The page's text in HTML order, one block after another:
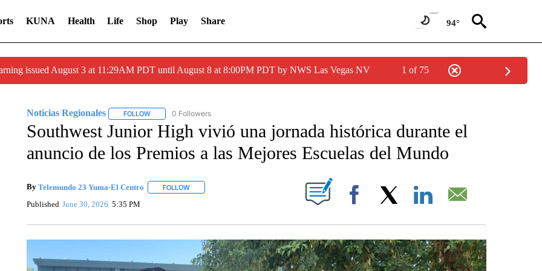
KUNA Health Life Shop Play Share 94°
issued August 3 at 11:29AM PDT until August 8 at 8:00PM PDT by NWS Las Vegas NV 1 of 75
Noticias Regionales FOLLOWFOLLOW "NOTICIAS REGIONALES" TO RECEIVE NOTIFICATIONS ABOUT NEW PAGES ON "NOTICIAS REGIONALES".
0 Followers
Southwest Junior High vivió una jornada histórica durante el
anuncio de los Premios a las Mejores Escuelas del Mundo
By Telemundo 23 Yuma-El Centro FOLLOWFOLLOW "" TO RECEIVE NOTIFICATIONS ABOUT NEW PAGES ON "".
Published June 30, 2026 5:35 PM Facebook